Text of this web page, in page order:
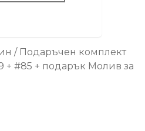
/ Подаръчен комплект
#85 + подарък Молив за